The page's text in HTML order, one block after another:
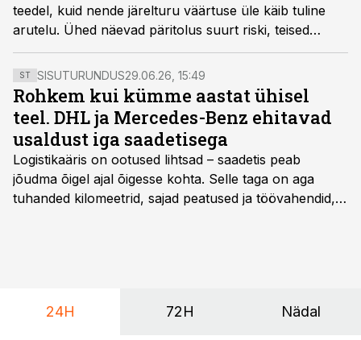
teedel, kuid nende järelturu väärtuse üle käib tuline
arutelu. Ühed näevad päritolus suurt riski, teised
usuvad, et see ei mängi üldse rolli. Auto Bassadone
tegevjuht Veiko Karu selgitab, millest tegelikult sõltub
elektriauto väärtuse püsimine.
ST SISUTURUNDUS29.06.26, 15:49
Rohkem kui kümme aastat ühisel
teel. DHL ja Mercedes-Benz ehitavad
usaldust iga saadetisega
Logistikaäris on ootused lihtsad – saadetis peab
jõudma õigel ajal õigesse kohta. Selle taga on aga
tuhanded kilomeetrid, sajad peatused ja töövahendid,
24H 72H Nädal